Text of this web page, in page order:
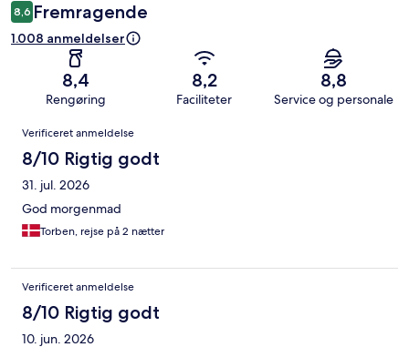
8,6 Fremragende
1.008 anmeldelser
8,4
Rengøring
8,2
Faciliteter
8,8
Service og personale
Anmeldelser
Verificeret anmeldelse
8/10 Rigtig godt
31. jul. 2026
God morgenmad
Torben, rejse på 2 nætter
Verificeret anmeldelse
8/10 Rigtig godt
10. jun. 2026